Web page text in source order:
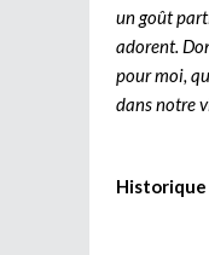
un goût
adorent.
pour moi,
dans notre
Historique